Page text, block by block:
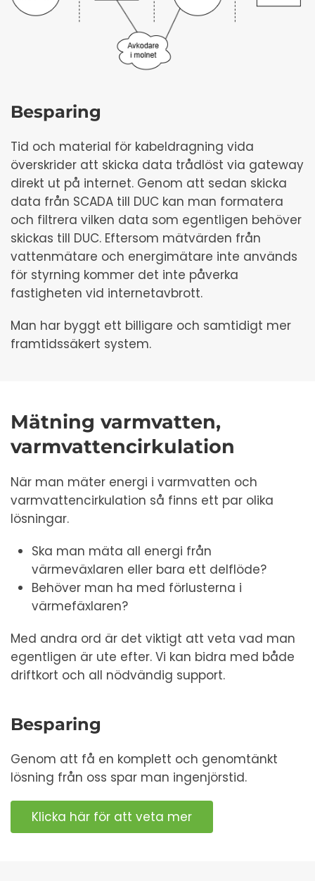
Besparing
Tid och material för kabeldragning vida
överskrider att skicka data trådlöst via gateway
direkt ut på internet. Genom att sedan skicka
data från SCADA till DUC kan man formatera
och filtrera vilken data som egentligen behöver
skickas till DUC. Eftersom mätvärden från
vattenmätare och energimätare inte används
för styrning kommer det inte påverka
fastigheten vid internetavbrott.
Man har byggt ett billigare och samtidigt mer
framtidssäkert system.
Mätning varmvatten,
varmvattencirkulation
När man mäter energi i varmvatten och
varmvattencirkulation så finns ett par olika
lösningar.
Ska man mäta all energi från
värmeväxlaren eller bara ett delflöde?
Behöver man ha med förlusterna i
värmefäxlaren?
Med andra ord är det viktigt att veta vad man
egentligen är ute efter. Vi kan bidra med både
driftkort och all nödvändig support.
Besparing
Genom att få en komplett och genomtänkt
lösning från oss spar man ingenjörstid.
Klicka här för att veta mer